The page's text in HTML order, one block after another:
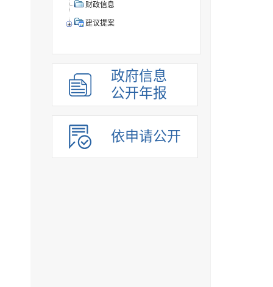
财政信息
建议提案
政府信息
公开年报
依申请公开